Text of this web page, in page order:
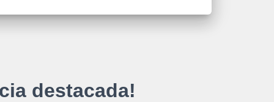
destacada!